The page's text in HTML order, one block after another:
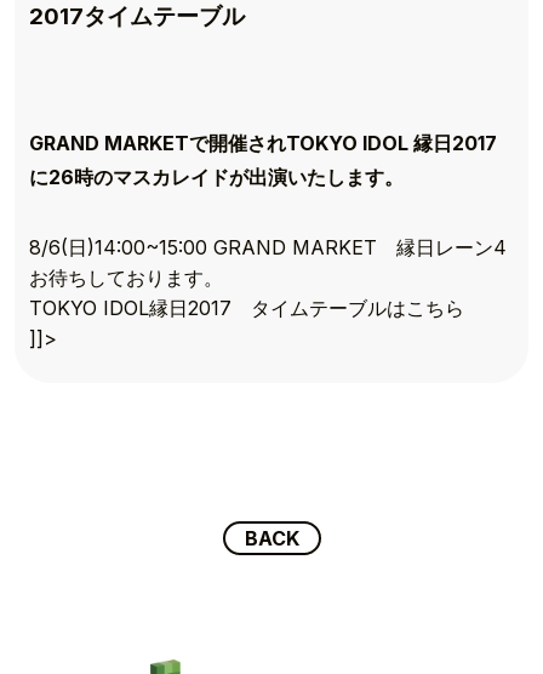
TOP
TOPICS
AUDITION
2017タイムテーブル
GRAND MARKETで開催されTOKYO IDOL 縁日2017
に26時のマスカレイドが出演いたします。
8/6(日)14:00~15:00 GRAND MARKET 縁日レーン4
お待ちしております。
TOKYO IDOL縁日2017 タイムテーブルはこちら
]]>
BACK